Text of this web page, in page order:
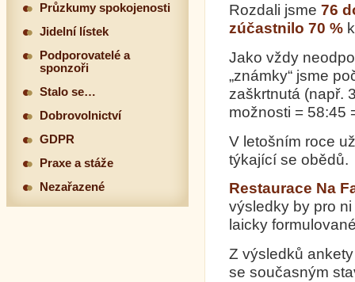
Rozdali jsme 76
zúčastnilo 70 %
Jako vždy
„známky“ jsme
zaškrtnutá (např.
možnosti = 58:45
V letošním roce
týkající se obědů.
Restaurace Na
výsledky by pro
laicky
Z výsledků
se současným
Průzkumy spokojenosti
Jidelní lístek
Podporovatelé a
sponzoři
Stalo se…
Dobrovolnictví
GDPR
Praxe a stáže
Nezařazené